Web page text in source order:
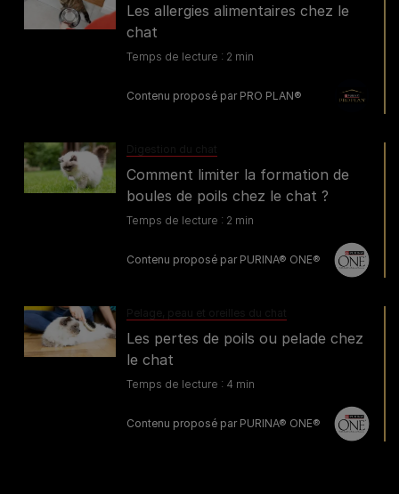
Les allergies alimentaires chez le
chat
Temps de lecture : 2 min
Contenu proposé par PRO PLAN®
Comment limiter la formation de
boules de poils chez le chat ?
Temps de lecture : 2 min
Contenu proposé par PURINA® ONE®
Les pertes de poils ou pelade chez
le chat
Temps de lecture : 4 min
Contenu proposé par PURINA® ONE®